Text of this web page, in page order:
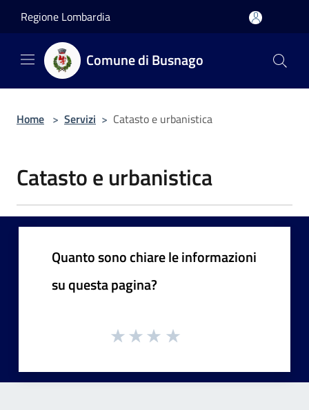
Regione Lombardia
Comune di Busnago
Home > Servizi > Catasto e urbanistica
Catasto e urbanistica
Quanto sono chiare le informazioni
su questa pagina?